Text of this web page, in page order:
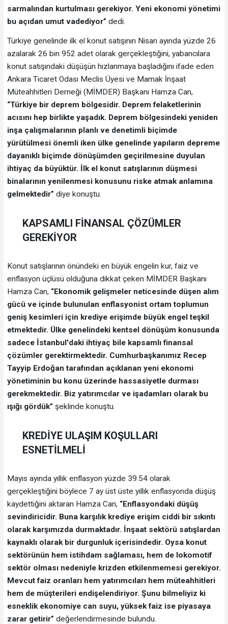
sarmalından kurtulması gerekiyor. Yeni ekonomi yönetimi
bu açıdan umut vadediyor” dedi.
Türkiye genelinde ilk el konut satışının Nisan ayında yüzde 26
azalarak 26 bin 952 adet olarak gerçekleştiğini, yabancılara
konut satışındaki düşüşün hızlanmaya başladığını ifade eden
Ankara Ticaret Odası Meclis Üyesi ve Mamak İnşaat
Müteahhitleri Derneği (MİMDER) Başkanı Hamza Can,
“Türkiye bir deprem bölgesidir. Deprem felaketlerinin
acısını hep birlikte yaşadık. Deprem bölgesindeki yeniden
inşa çalışmalarının planlı ve denetimli biçimde
yürütülmesi önemli iken ülke genelinde yapıların depreme
dayanıklı biçimde dönüşümden geçirilmesine duyulan
ihtiyaç da büyüktür. İlk el konut satışlarının düşmesi
binalarının yenilenmesi konusunu riske atmak anlamına
gelmektedir” diye konuştu.
KAPSAMLI FİNANSAL ÇÖZÜMLER
GEREKİYOR
Konut satışlarının önündeki en büyük engelin kur, faiz ve
enflasyon üçlüsü olduğuna dikkat çeken MİMDER Başkanı
Hamza Can, “Ekonomik gelişmeler neticesinde düşen alım
gücü ve içinde bulunulan enflasyonist ortam toplumun
geniş kesimleri için krediye erişimde büyük engel teşkil
etmektedir. Ülke genelindeki kentsel dönüşüm konusunda
sadece İstanbul'daki ihtiyaç bile kapsamlı finansal
çözümler gerektirmektedir. Cumhurbaşkanımız Recep
Tayyip Erdoğan tarafından açıklanan yeni ekonomi
yönetiminin bu konu üzerinde hassasiyetle durması
gerekmektedir. Biz yatırımcılar ve işadamları olarak bu
ışığı gördük” şeklinde konuştu.
KREDİYE ULAŞIM KOŞULLARI
ESNETİLMELİ
Mayıs ayında yıllık enflasyon yüzde 39.54 olarak
gerçekleştiğini böylece 7 ay üst üste yıllık enflasyonda düşüş
kaydettiğini aktaran Hamza Can, “Enflasyondaki düşüş
sevindiricidir. Buna karşılık krediye erişim ciddi bir sıkıntı
olarak karşımızda durmaktadır. İnşaat sektörü satışlardan
kaynaklı olarak bir durgunluk içerisindedir. Oysa konut
sektörünün hem istihdam sağlaması, hem de lokomotif
sektör olması nedeniyle krizden etkilenmemesi gerekiyor.
Mevcut faiz oranları hem yatırımcıları hem müteahhitleri
hem de müşterileri endişelendiriyor. Şunu bilmeliyiz ki
esneklik ekonomiye can suyu, yüksek faiz ise piyasaya
zarar getirir” değerlendirmesinde bulundu.